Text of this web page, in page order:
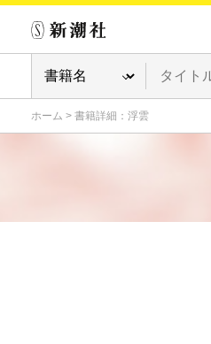
ホーム > 書籍詳細：浮雲